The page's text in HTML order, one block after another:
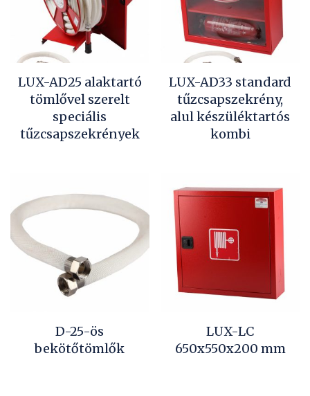
LUX-AD25 alaktartó
tömlővel szerelt
speciális
tűzcsapszekrények
LUX-AD33 standard
tűzcsapszekrény,
alul készüléktartós
kombi
D-25-ös
bekötőtömlők
LUX-LC
650x550x200 mm